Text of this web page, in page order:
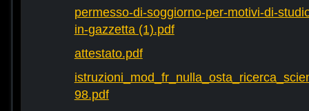
permesso-di-soggiorno-per-motivi-di-
in-gazzetta (1).pdf
attestato.pdf
98.pdf